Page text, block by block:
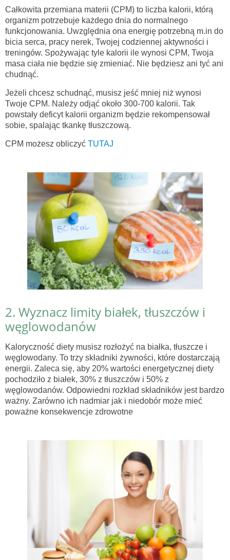
Całkowita przemiana materii (CPM) to liczba kalorii, którą
organizm potrzebuje każdego dnia do normalnego
funkcjonowania. Uwzględnia ona energię potrzebną m.in do
bicia serca, pracy nerek, Twojej codziennej aktywności i
treningów. Spożywając tyle kalorii ile wynosi CPM, Twoja
masa ciała nie będzie się zmieniać. Nie będziesz ani tyć ani
chudnąć.
Jeżeli chcesz schudnąć, musisz jeść mniej niż wynosi
Twoje CPM. Należy odjąć około 300-700 kalorii. Tak
powstały deficyt kalorii organizm będzie rekompensował
sobie, spalając tkankę tłuszczową.
CPM możesz obliczyć TUTAJ
2. Wyznacz limity białek, tłuszczów i
węglowodanów
Kaloryczność diety musisz rozłożyć na białka, tłuszcze i
węglowodany. To trzy składniki żywności, które dostarczają
energii. Zaleca się, aby 20% wartości energetycznej diety
pochodziło z białek, 30% z tłuszczów i 50% z
węglowodanów. Odpowiedni rozkład składników jest bardzo
ważny. Zarówno ich nadmiar jak i niedobór może mieć
poważne konsekwencje zdrowotne